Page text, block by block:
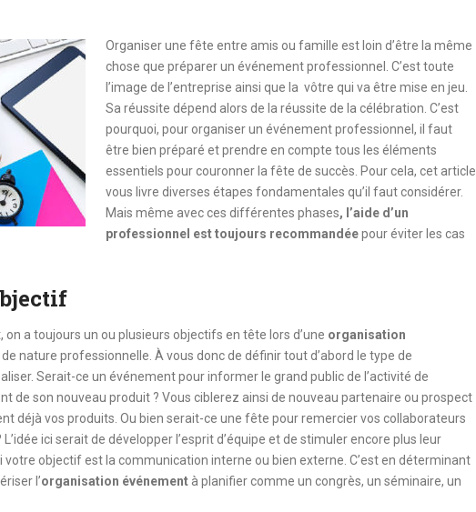
Organiser une fête entre amis ou famille est loin d’être la même
chose que préparer un événement professionnel. C’est toute
l’image de l’entreprise ainsi que la vôtre qui va être mise en jeu.
Sa réussite dépend alors de la réussite de la célébration. C’est
pourquoi, pour organiser un événement professionnel, il faut
être bien préparé et prendre en compte tous les éléments
essentiels pour couronner la fête de succès. Pour cela, cet article
vous livre diverses étapes fondamentales qu’il faut considérer.
Mais même avec ces différentes phases, l’aide d’un
professionnel est toujours recommandéepour éviter les cas
a toujours un ou plusieurs objectifs en tête lors d’une organisation
nature professionnelle. À vous donc de définir tout d’abord le type de
Serait-ce un événement pour informer le grand public de l’activité de
de son nouveau produit ? Vous ciblerez ainsi de nouveau partenaire ou prospect
déjà vos produits. Ou bien serait-ce une fête pour remercier vos collaborateurs
ici serait de développer l’esprit d’équipe et de stimuler encore plus leur
votre objectif est la communication interne ou bien externe. C’est en déterminant
l’organisation événement à planifier comme un congrès, un séminaire, un